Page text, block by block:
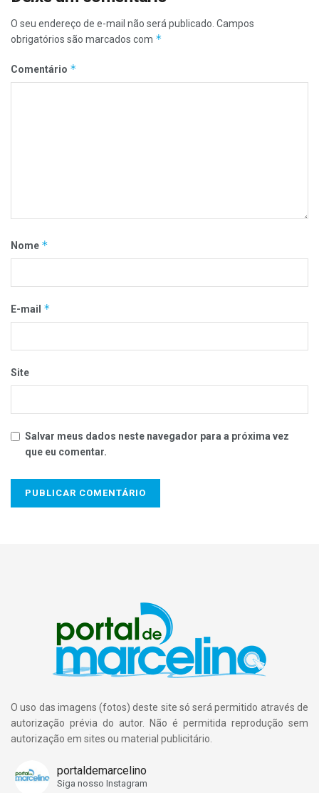
O seu endereço de e-mail não será publicado. Campos
obrigatórios são marcados com *
Comentário *
Nome *
E-mail *
Site
Salvar meus dados neste navegador para a próxima vez
que eu comentar.
O uso das imagens (fotos) deste site só será permitido através de
autorização prévia do autor. Não é permitida reprodução sem
autorização em sites ou material publicitário.
portaldemarcelino
Siga nosso Instagram